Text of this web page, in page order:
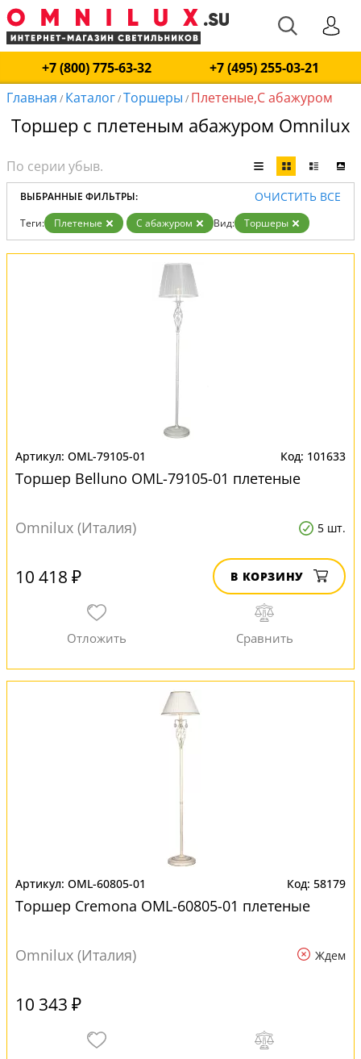
+7 (800) 775-63-32
+7 (495) 255-03-21
Главная / Каталог/Торшеры / Плетеные,С абажуром
Торшер с плетеным абажуром Omnilux
ВЫБРАННЫЕ ФИЛЬТРЫ: ОЧИСТИТЬ ВСЕ
Теги: Плетеные С абажуром Вид: Торшеры
OML-79105-01 101633
Торшер Belluno OML-79105-01 плетеные
Omnilux (Италия) 5 шт.
10 418 ₽ В КОРЗИНУ
OML-60805-01 58179
Торшер Cremona OML-60805-01 плетеные
Omnilux (Италия) Ждем
10 343 ₽